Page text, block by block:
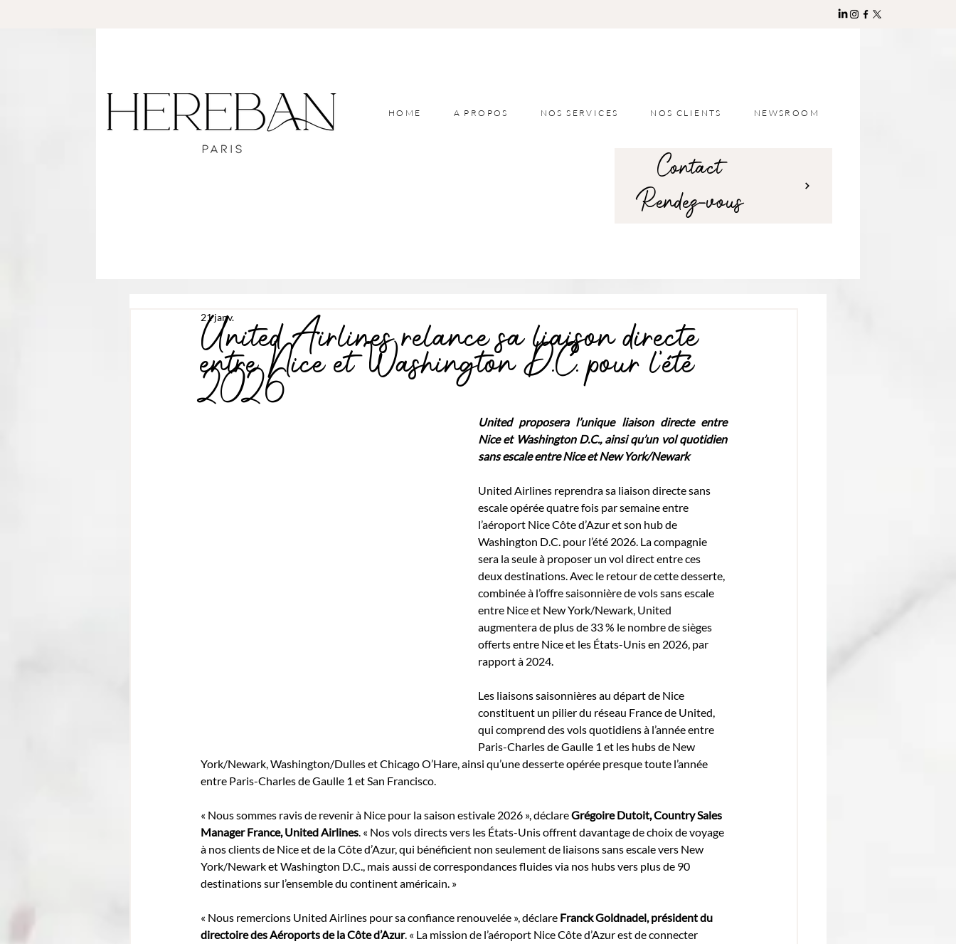
HOME A PROPOS NOS SERVICES NOS CLIENTS NEWSROOM
Rendez-vous
Contact
United Airlines relance sa liaison directe
entre Nice et Washington D.C. pour l’été
2026
21 janv.
United proposera l’unique liaison directe entre
Nice et Washington D.C., ainsi qu’un vol quotidien
sans escale entre Nice et New York/Newark
United Airlines reprendra sa liaison directe sans
escale opérée quatre fois par semaine entre
l’aéroport Nice Côte d’Azur et son hub de
Washington D.C. pour l’été 2026. La compagnie
sera la seule à proposer un vol direct entre ces
deux destinations. Avec le retour de cette desserte,
combinée à l’offre saisonnière de vols sans escale
entre Nice et New York/Newark, United
augmentera de plus de 33 % le nombre de sièges
offerts entre Nice et les États-Unis en 2026, par
rapport à 2024.
Les liaisons saisonnières au départ de Nice
constituent un pilier du réseau France de United,
qui comprend des vols quotidiens à l’année entre
Paris-Charles de Gaulle 1 et les hubs de New
York/Newark, Washington/Dulles et Chicago O’Hare, ainsi qu’une desserte opérée presque toute l’année
entre Paris-Charles de Gaulle 1 et San Francisco.
« Nous sommes ravis de revenir à Nice pour la saison estivale 2026 », déclare Grégoire Dutoit, Country Sales
Manager France, United Airlines. « Nos vols directs vers les États-Unis offrent davantage de choix de voyage
à nos clients de Nice et de la Côte d’Azur, qui bénéficient non seulement de liaisons sans escale vers New
York/Newark et Washington D.C., mais aussi de correspondances fluides via nos hubs vers plus de 90
destinations sur l’ensemble du continent américain. »
« Nous remercions United Airlines pour sa confiance renouvelée », déclare Franck Goldnadel, président du
directoire des Aéroports de la Côte d’Azur. « La mission de l’aéroport Nice Côte d’Azur est de connecter